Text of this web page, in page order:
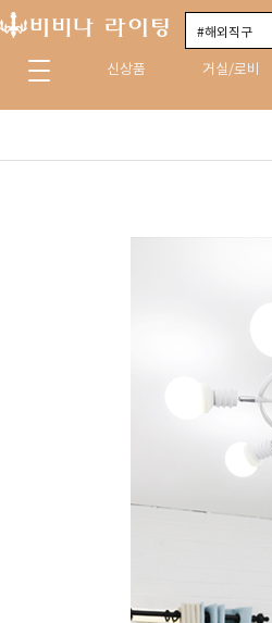
신상품 거실/로비